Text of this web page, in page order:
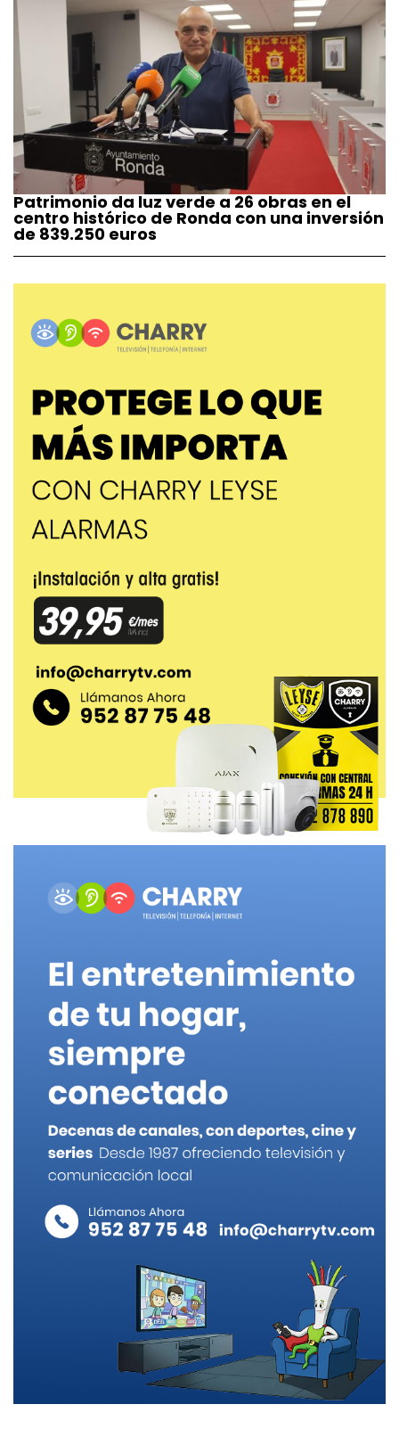
Patrimonio da luz verde a 26 obras en el
centro histórico de Ronda con una inversión
de 839.250 euros